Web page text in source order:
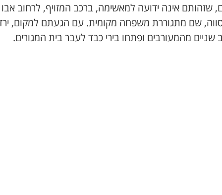
שזהותם אינה ידועה למאשימה, ברכב המזויף, לרחוב אבו
שם מתגוררת משפחה מקומית. עם הגעתם למקום,
שניים מהמעורבים ופתחו בירי כבד לעבר בית המגורים.